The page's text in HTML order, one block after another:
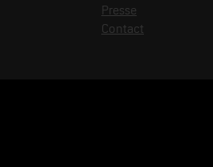
Presse
Contact